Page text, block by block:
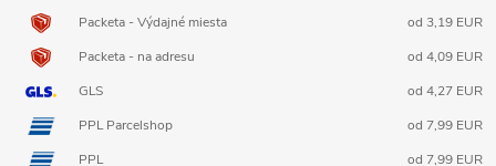
Packeta - Výdajné miesta
od 3,19 EUR
Packeta - na adresu
od 4,09 EUR
GLS
od 4,27 EUR
PPL Parcelshop
od 7,99 EUR
PPL
od 7,99 EUR